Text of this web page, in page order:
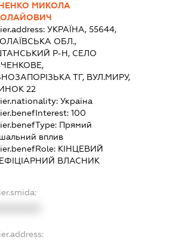
МИКОЛА
УКРАЇНА, 55644,
ОБЛ.,
Р-Н, СЕЛО
ТГ, ВУЛ.МИРУ,
22
Україна
100
Прямий
вплив
КІНЦЕВИЙ
ВЛАСНИК